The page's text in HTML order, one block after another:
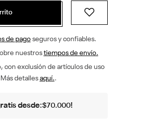
de pagoseguros y confiables.
nuestros tiempos de envío.
con exclusión de artículos de uso
detalles aquí..
desde:$70.000!